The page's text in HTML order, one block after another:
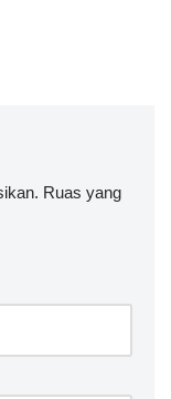
Ruas yang